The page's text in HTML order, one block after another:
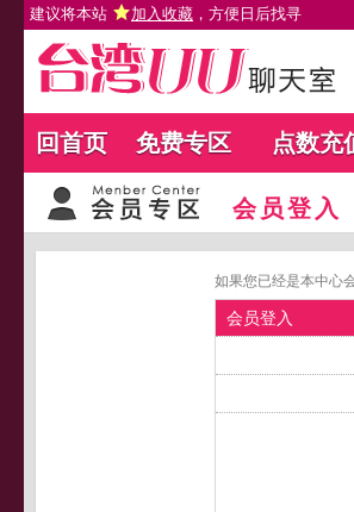
建议将本站 加入收藏 ，方便日后找寻
回首页 免费专区 点数充
会员登入
如果您已经是本中心
会员登入